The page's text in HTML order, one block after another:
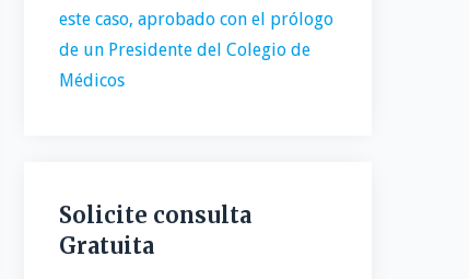
este caso, aprobado con el prólogo
de un Presidente del Colegio de
Médicos
Solicite consulta
Gratuita